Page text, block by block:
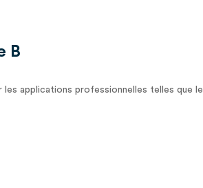
B
les applications professionnelles telles que le